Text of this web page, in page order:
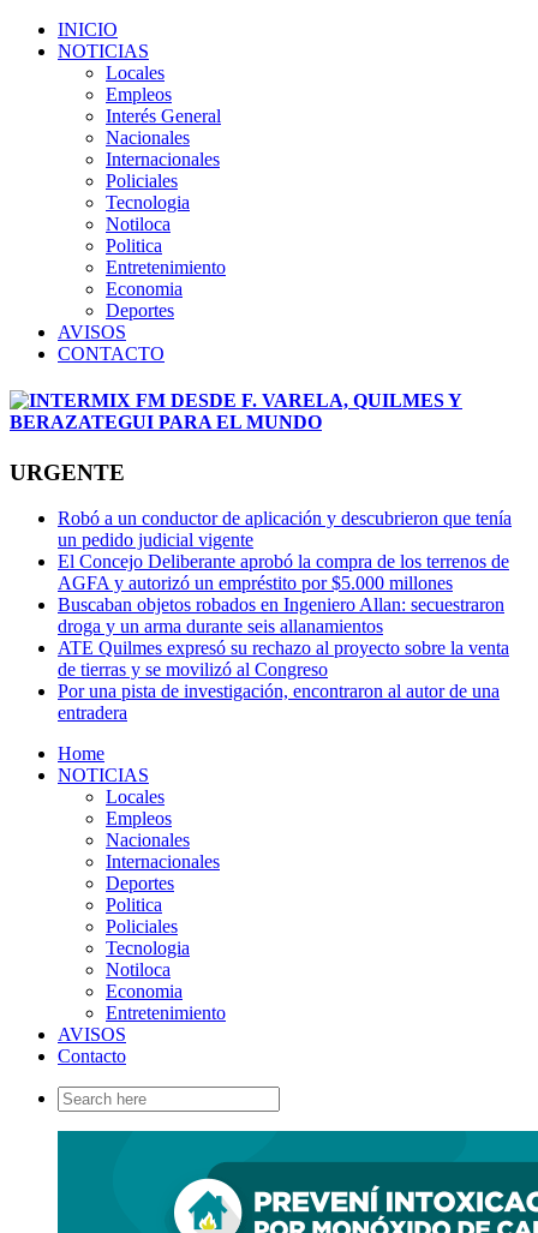
INICIO
NOTICIAS
Locales
Empleos
Interés General
Nacionales
Internacionales
Policiales
Tecnologia
Notiloca
Politica
Entretenimiento
Economia
Deportes
AVISOS
CONTACTO
URGENTE
Robó a un conductor de aplicación y descubrieron que tenía
un pedido judicial vigente
El Concejo Deliberante aprobó la compra de los terrenos de
AGFA y autorizó un empréstito por $5.000 millones
Buscaban objetos robados en Ingeniero Allan: secuestraron
droga y un arma durante seis allanamientos
ATE Quilmes expresó su rechazo al proyecto sobre la venta
de tierras y se movilizó al Congreso
Por una pista de investigación, encontraron al autor de una
entradera
Home
NOTICIAS
Locales
Empleos
Nacionales
Internacionales
Deportes
Politica
Policiales
Tecnologia
Notiloca
Economia
Entretenimiento
AVISOS
Contacto
Search
for: